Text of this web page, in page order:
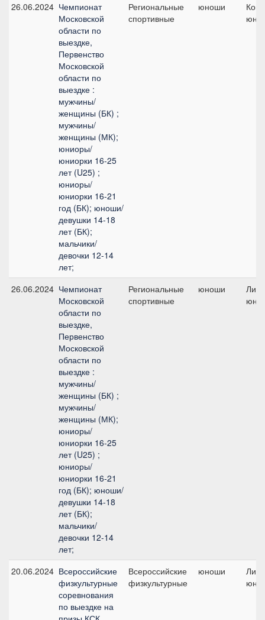
26.06.2024 Чемпионат
Московской
области по
выездке,
Первенство
Московской
области по
выездке :
мужчины/
женщины (БК) ;
мужчины/
женщины (МК);
юниоры/
юниорки 16-25
лет (U25) ;
юниоры/
юниорки 16-21
год (БК); юноши/
девушки 14-18
лет (БК);
мальчики/
девочки 12-14
лет;
Региональные
спортивные
юноши
26.06.2024 Чемпионат
Московской
области по
выездке,
Первенство
Московской
области по
выездке :
мужчины/
женщины (БК) ;
мужчины/
женщины (МК);
юниоры/
юниорки 16-25
лет (U25) ;
юниоры/
юниорки 16-21
год (БК); юноши/
девушки 14-18
лет (БК);
мальчики/
девочки 12-14
лет;
Региональные
спортивные
юноши
20.06.2024 Всероссийские
физкультурные
соревнования
по выездке на
Всероссийские
физкультурные
юноши